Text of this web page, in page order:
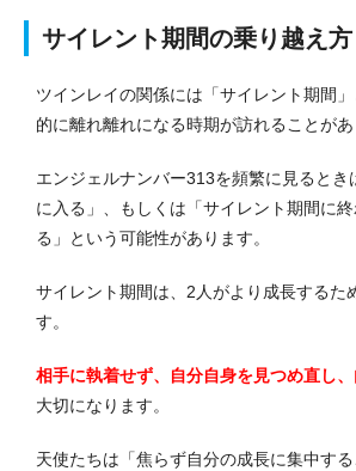
サイレント期間の乗り越え方
ツインレイの関係には「サイレント期間
的に離れ離れになる時期が訪れることがあ
エンジェルナンバー313を頻繁に見るとき
に入る」、もしくは「サイレント期間に
る」という可能性があります。
サイレント期間は、2人がより成長するた
す。
相手に執着せず、自分自身を見つめ直し、
大切になります。
天使たちは「焦らず自分の成長に集中す